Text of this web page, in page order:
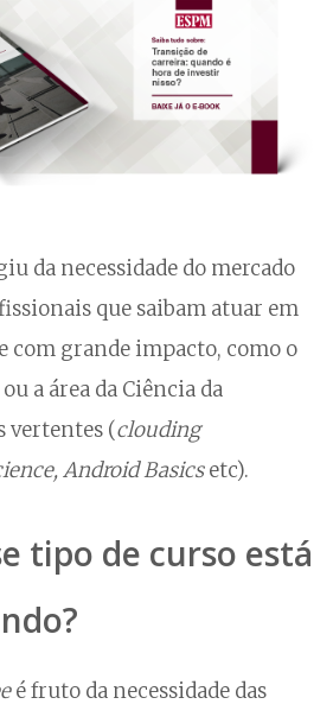
da necessidade do mercado
que saibam atuar em
com grande impacto, como o
a área da Ciência da
vertentes (clouding
Android Basicsetc).
tipo de curso está
é fruto da necessidade das